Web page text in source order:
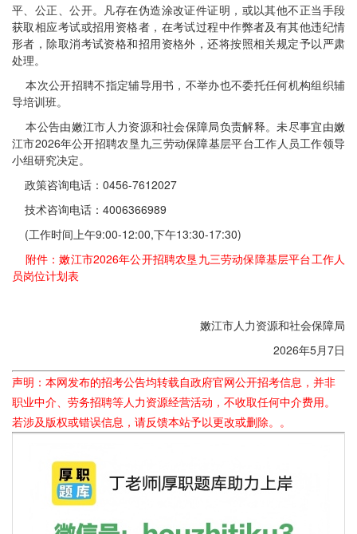
平、公正、公开。凡存在伪造涂改证件证明，或以其他不正当手段
获取相应考试或招用资格者，在考试过程中作弊者及有其他违纪情
形者，除取消考试资格和招用资格外，还将按照相关规定予以严肃
处理。
本次公开招聘不指定辅导用书，不举办也不委托任何机构组织辅
导培训班。
本公告由嫩江市人力资源和社会保障局负责解释。未尽事宜由嫩
江市2026年公开招聘农垦九三劳动保障基层平台工作人员工作领导
小组研究决定。
政策咨询电话：0456-7612027
技术咨询电话：4006366989
(工作时间上午9:00-12:00,下午13:30-17:30)
附件：嫩江市2026年公开招聘农垦九三劳动保障基层平台工作人
员岗位计划表
嫩江市人力资源和社会保障局
2026年5月7日
声明：本网发布的招考公告均转载自政府官网公开招考信息，并非
职业中介、劳务招聘等人力资源经营活动，不收取任何中介费用。
若涉及版权或错误信息，请反馈本站予以更改或删除。。